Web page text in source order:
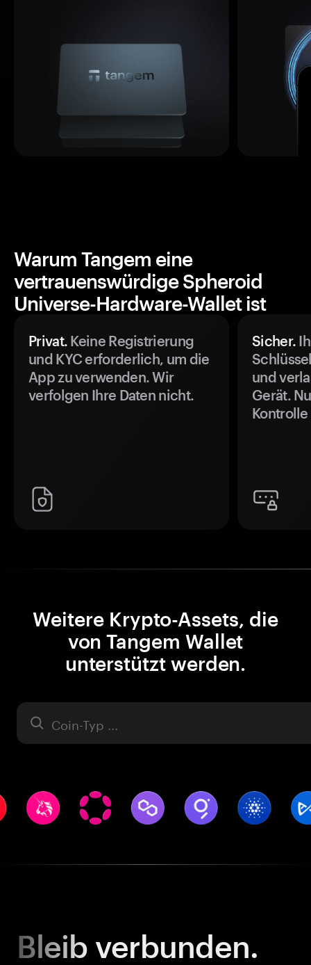
Warum Tangem eine
vertrauenswürdige Spheroid
Universe-Hardware-Wallet ist
Privat. Keine Registrierung
und KYC erforderlich, um die
App zu verwenden. Wir
verfolgen Ihre Daten nicht.
Sicher.
und
Gerät.
Weitere Krypto-Assets, die
von Tangem Wallet
unterstützt werden.
Asset
Bleib verbunden.